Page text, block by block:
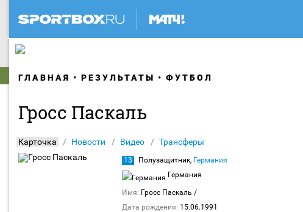
ГЛАВНАЯ РЕЗУЛЬТАТЫ ФУТБОЛ
Гросс Паскаль
Карточка Новости Видео Трансферы
13 Полузащитник, Германия
Германия
Имя: Гросс Паскаль /
Дата рождения: 15.06.1991